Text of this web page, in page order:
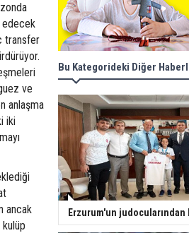
edecek
transfer
ve
anlaşma
iki
ancak
Bu Kategorideki Diğer
Erzurum'un judocularından